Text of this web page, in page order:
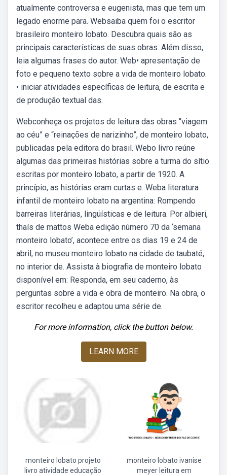
atualmente controversa e eugenista, mas que tem um
legado enorme para. Websaiba quem foi o escritor
brasileiro monteiro lobato. Descubra quais são as
principais características de suas obras. Além disso,
leia algumas frases do autor. Web• apresentação de
foto e pequeno texto sobre a vida de monteiro lobato.
• iniciar atividades específicas de leitura, de escrita e
de produção textual das.
Webconheça os projetos de leitura das obras “viagem
ao céu” e “reinações de narizinho”, de monteiro lobato,
publicadas pela editora do brasil. Webo livro reúne
algumas das primeiras histórias sobre a turma do sítio
escritas por monteiro lobato, a partir de 1920. A
princípio, as histórias eram curtas e. Weba literatura
infantil de monteiro lobato na argentina: Rompendo
barreiras literárias, lingüísticas e de leitura. Por albieri,
thaís de mattos Weba edição número 70 da ‘semana
monteiro lobato’, acontece entre os dias 19 e 24 de
abril, no museu monteiro lobato na cidade de taubaté,
no interior de. Assista à biografia de monteiro lobato
disponível em: Responda, em seu caderno, às
perguntas sobre a vida e obra de monteiro. Na obra, o
escritor recolheu e adaptou uma série de.
For more information, click the button below.
LEARN MORE
monteiro lobato projeto
livro atividade educação
monteiro lobato ivanise
meyer leitura em